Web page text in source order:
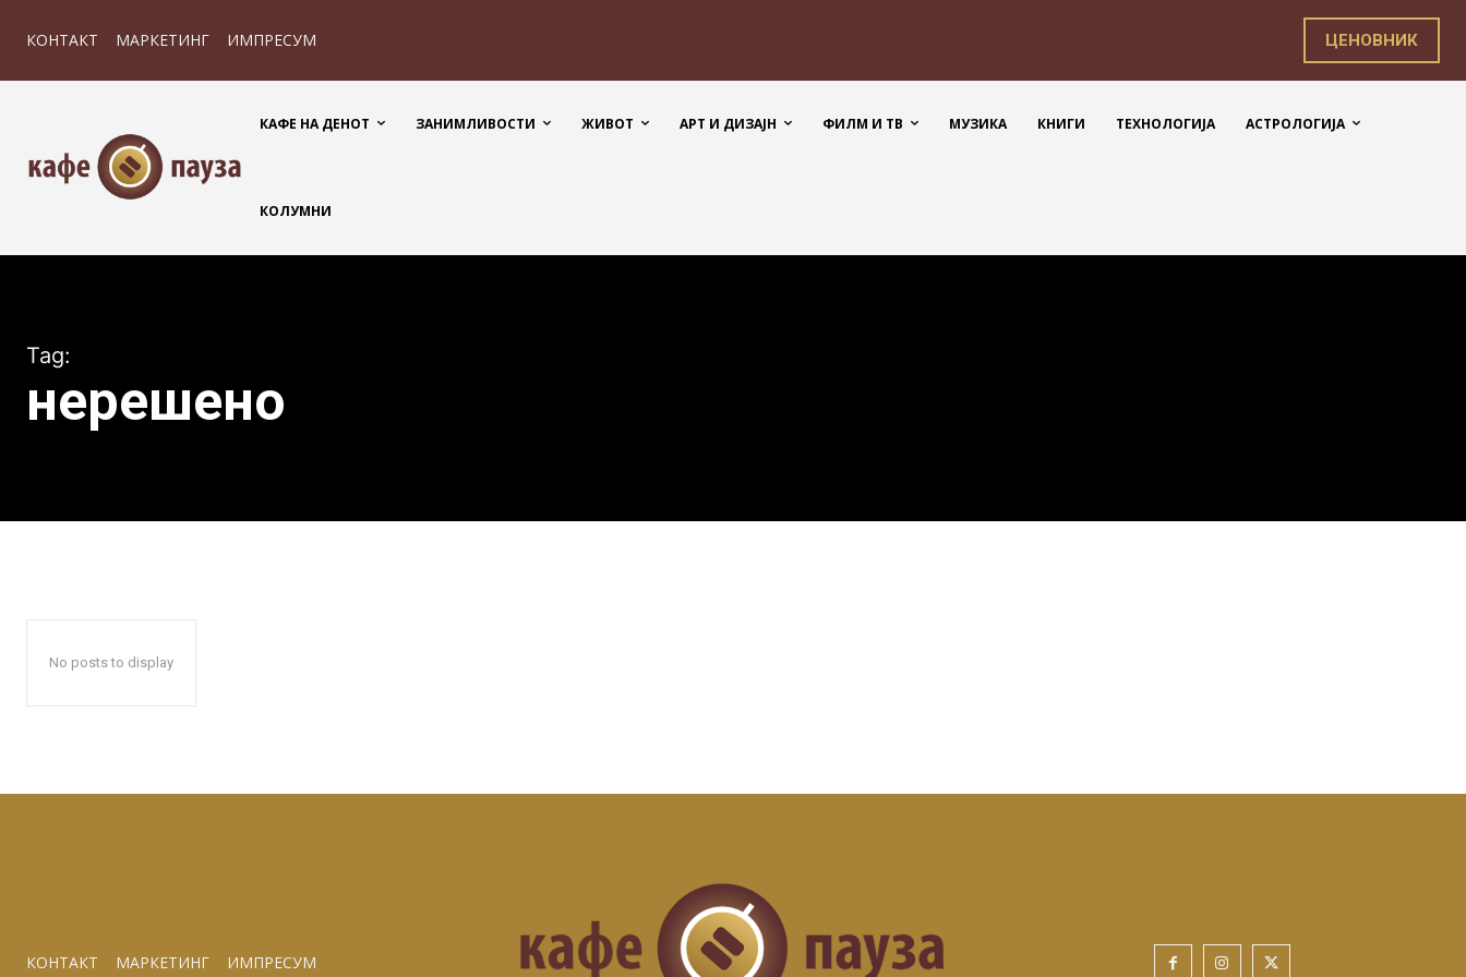
КОНТАКТ МАРКЕТИНГ ИМПРЕСУМ ЦЕНОВНИК
КАФЕ НА ДЕНОТ ЗАНИМЛИВОСТИ ЖИВОТ АРТ И ДИЗАЈН ФИЛМ И ТВ МУЗИКА КНИГИ ТЕХНОЛОГИЈА АСТРОЛОГИЈА
КОЛУМНИ
Tag:
нерешено
No posts to display
КОНТАКТ МАРКЕТИНГ ИМПРЕСУМ